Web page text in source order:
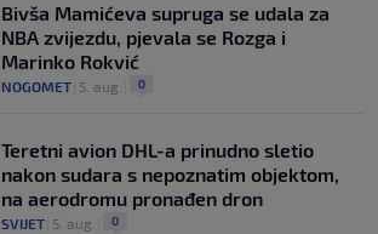
Bivša Mamićeva supruga se udala za
NBA zvijezdu, pjevala se Rozga i
Marinko Rokvić
NOGOMET 5. aug. 0
Teretni avion DHL-a prinudno sletio
nakon sudara s nepoznatim objektom,
na aerodromu pronađen dron
SVIJET 5. aug. 0